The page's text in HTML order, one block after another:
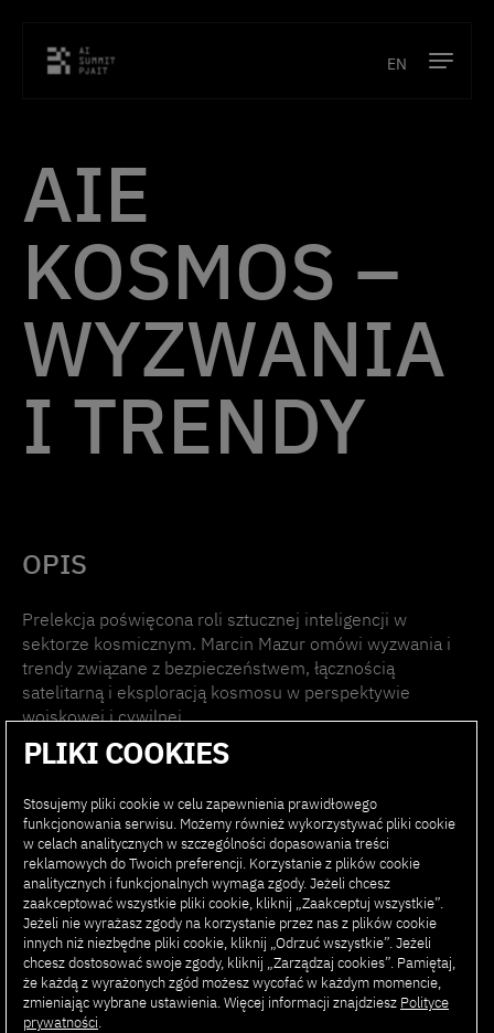
Prelegenci
Lokalizacja
Kontakt
Poprzednie edycje
Bilety
EN
AIE
KOSMOS –
WYZWANIA
I TRENDY
OPIS
Prelekcja poświęcona roli sztucznej inteligencji w
sektorze kosmicznym. Marcin Mazur omówi wyzwania i
trendy związane z bezpieczeństwem, łącznością
satelitarną i eksploracją kosmosu w perspektywie
wojskowej i cywilnej.
16:05 – 16:25
PRELEKCJĘ POPROWADZI:
Marcin Mazur, Polska Agencja Kosmiczna
PLIKI COOKIES
Stosujemy pliki cookie w celu zapewnienia prawidłowego
funkcjonowania serwisu. Możemy również wykorzystywać pliki cookie
w celach analitycznych w szczególności dopasowania treści
reklamowych do Twoich preferencji. Korzystanie z plików cookie
analitycznych i funkcjonalnych wymaga zgody. Jeżeli chcesz
zaakceptować wszystkie pliki cookie, kliknij „Zaakceptuj wszystkie”.
Jeżeli nie wyrażasz zgody na korzystanie przez nas z plików cookie
innych niż niezbędne pliki cookie, kliknij „Odrzuć wszystkie”. Jeżeli
chcesz dostosować swoje zgody, kliknij „Zarządzaj cookies”. Pamiętaj,
że każdą z wyrażonych zgód możesz wycofać w każdym momencie,
zmieniając wybrane ustawienia. Więcej informacji znajdziesz Polityce
prywatności.